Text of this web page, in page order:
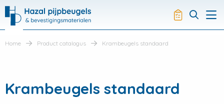
Hazal
Visit
Home Product catalogus Krambeugels standaard
Krambeugels standaard